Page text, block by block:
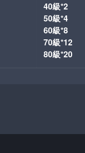
40級*2
50級*4
60級*8
70級*12
80級*20